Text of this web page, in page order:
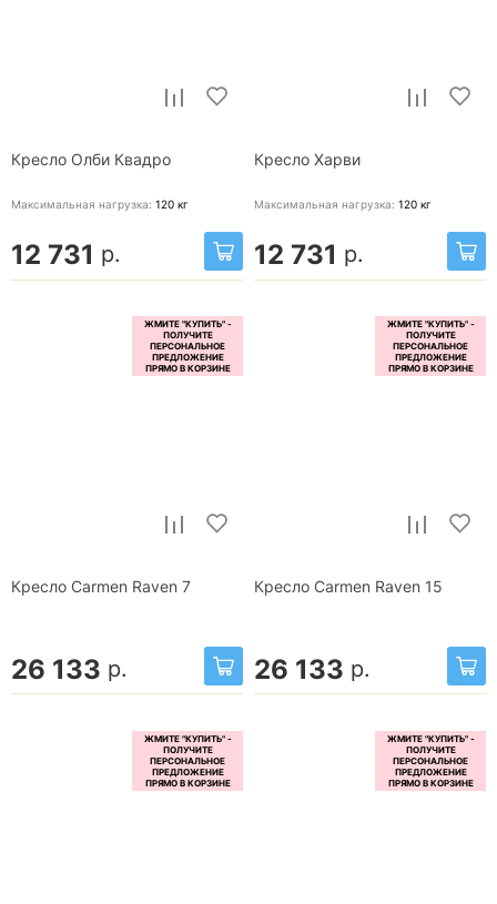
Кресло Олби Квадро
Максимальная нагрузка: 120 кг
12 731 р.
Кресло Харви
Максимальная нагрузка: 120 кг
12 731 р.
Кресло Carmen Raven 7
26 133 р.
Кресло Carmen Raven 15
26 133 р.